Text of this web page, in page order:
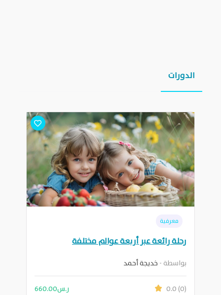
الدورات
معرفية
رحلة رائعة عبر أربعة عوالم مختلفة
بواسطة - خديجة أحمد
0.0 (0) ر.س660.00